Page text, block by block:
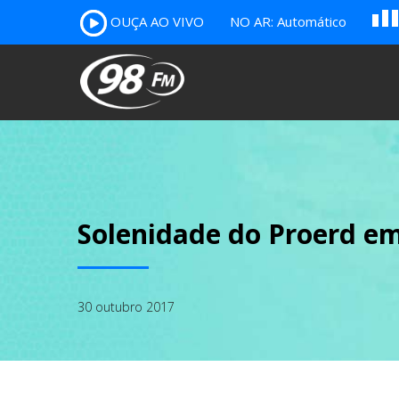
OUÇA AO VIVO NO AR: Automático A
B c
Solenidade do Proerd
30 outubro 2017